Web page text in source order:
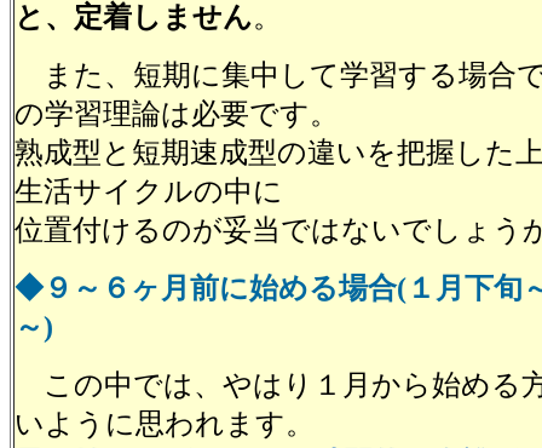
と、定着しません。
また、短期に集中して学習する場合
の学習理論は必要です。
熟成型と短期速成型の違いを把握した
生活サイクルの中に
位置付けるのが妥当ではないでしょう
◆９～６ヶ月前に始める場合(１月下旬
～)
この中では、やはり１月から始める
いように思われます。